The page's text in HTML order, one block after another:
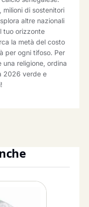
milioni di sostenitori
altre nazionali
tuo orizzonte
la metà del costo
per ogni tifoso. Per
religione, ordina
2026 verde e